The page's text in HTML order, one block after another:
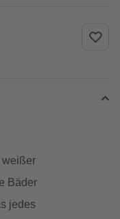
weißer
Bäder
jedes